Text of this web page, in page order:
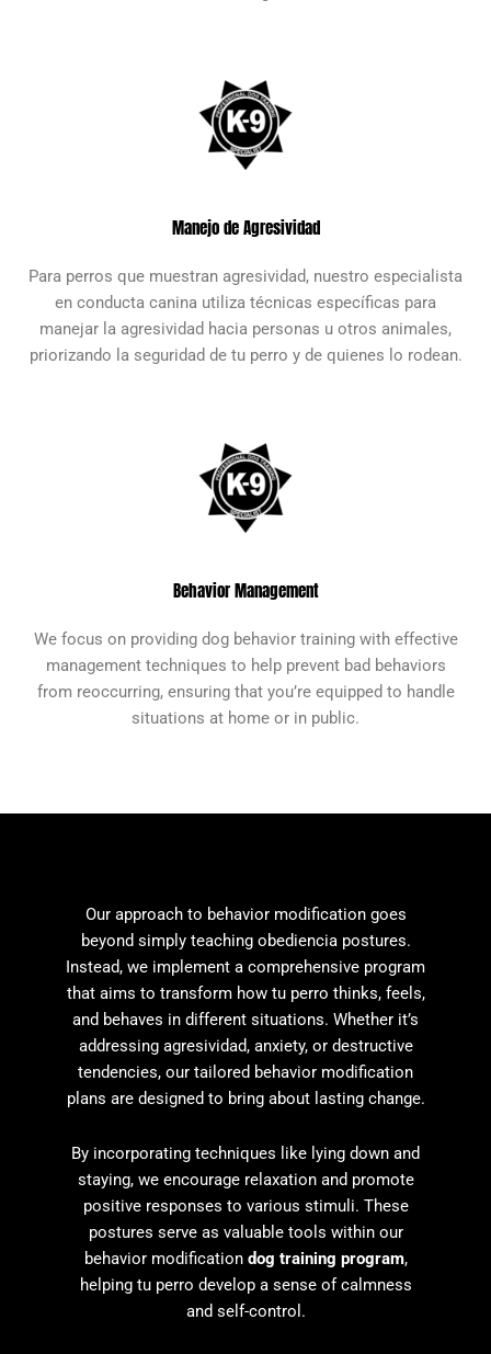
Manejo de Agresividad
Para perros que muestran agresividad, nuestro especialista
en conducta canina utiliza técnicas específicas para
manejar la agresividad hacia personas u otros animales,
priorizando la seguridad de tu perro y de quienes lo rodean.
Behavior Management
We focus on providing dog behavior training with effective
management techniques to help prevent bad behaviors
from reoccurring, ensuring that you’re equipped to handle
situations at home or in public.
Our approach to behavior modification goes
beyond simply teaching obediencia postures.
Instead, we implement a comprehensive program
that aims to transform how tu perro thinks, feels,
and behaves in different situations. Whether it’s
addressing agresividad, anxiety, or destructive
tendencies, our tailored behavior modification
plans are designed to bring about lasting change.
By incorporating techniques like lying down and
staying, we encourage relaxation and promote
positive responses to various stimuli. These
postures serve as valuable tools within our
behavior modification dog training program,
helping tu perro develop a sense of calmness
and self-control.